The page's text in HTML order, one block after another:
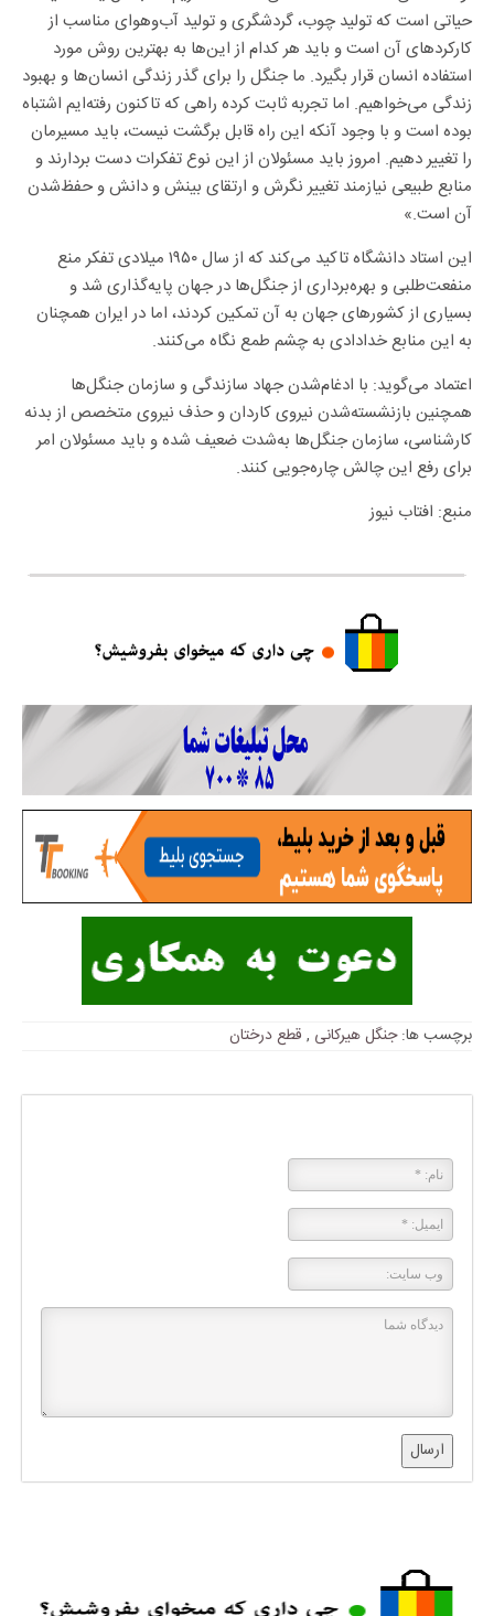
حیاتی است که تولید چوب، گردشگری و تولید آب‌وهوای مناسب از
کارکرد‌های آن است و باید هر کدام از این‌ها به بهترین روش مورد
استفاده انسان قرار بگیرد. ما جنگل را برای گذر زندگی انسان‌ها و بهبود
زندگی می‌خواهیم. اما تجربه ثابت کرده راهی که تاکنون رفته‌ایم اشتباه
بوده است و با وجود آنکه این راه قابل برگشت نیست، باید مسیرمان
را تغییر دهیم. امروز باید مسئولان از این نوع تفکرات دست بردارند و
منابع طبیعی نیازمند تغییر نگرش و ارتقای بینش و دانش و حفظ‌شدن
آن است.»
این استاد دانشگاه تاکید می‌کند که از سال ۱۹۵۰ میلادی تفکر منع
منفعت‌طلبی و بهره‌برداری از جنگل‌ها در جهان پایه‌گذاری شد و
بسیاری از کشور‌های جهان به آن تمکین کردند، اما در ایران همچنان
به این منابع خدادادی به چشم طمع نگاه می‌کنند.
اعتماد می‌گوید: با ادغام‌شدن جهاد سازندگی و سازمان جنگل‌ها
همچنین بازنشسته‌شدن نیروی کاردان و حذف نیروی متخصص از بدنه
کارشناسی، سازمان جنگل‌ها به‌شدت ضعیف شده و باید مسئولان امر
برای رفع این چالش چاره‌جویی کنند.
منبع: افتاب نیوز
برچسب ها:جنگل هیرکانی , قطع درختان
ارسال